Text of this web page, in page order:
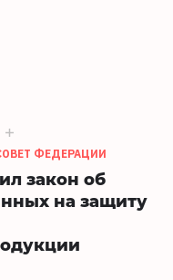
ФЕДЕРАЦИИ
закон об
на защиту